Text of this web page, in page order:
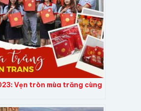
Vẹn tròn mùa trăng cùng